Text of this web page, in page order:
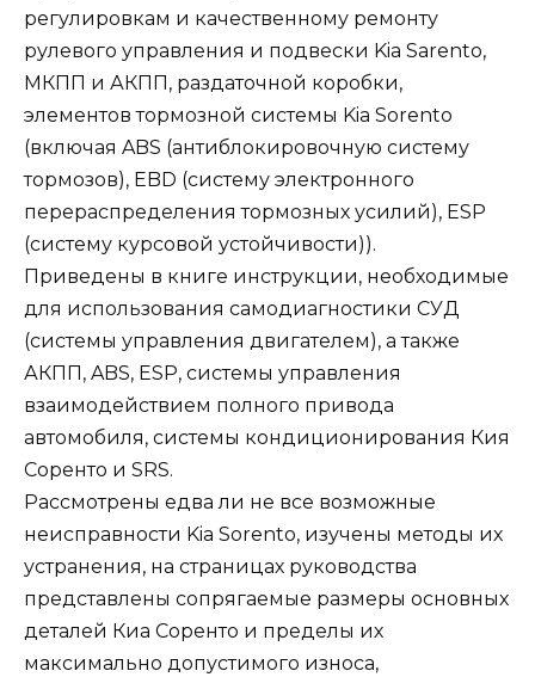
регулировкам и качественному ремонту
рулевого управления и подвески Kia Sarento,
МКПП и АКПП, раздаточной коробки,
элементов тормозной системы Kia Sorento
(включая ABS (антиблокировочную систему
тормозов), EBD (систему электронного
перераспределения тормозных усилий), ESP
(систему курсовой устойчивости)).
Приведены в книге инструкции, необходимые
для использования самодиагностики СУД
(системы управления двигателем), а также
АКПП, ABS, ESP, системы управления
взаимодействием полного привода
автомобиля, системы кондиционирования Кия
Соренто и SRS.
Рассмотрены едва ли не все возможные
неисправности Kia Sorento, изучены методы их
устранения, на страницах руководства
представлены сопрягаемые размеры основных
деталей Киа Соренто и пределы их
максимально допустимого износа,